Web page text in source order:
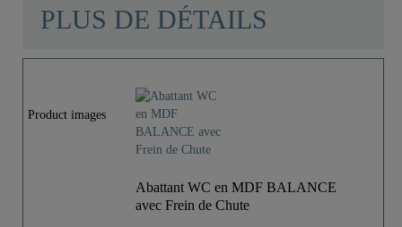
PLUS DE DÉTAILS
Product images
Abattant WC en MDF BALANCE
avec Frein de Chute